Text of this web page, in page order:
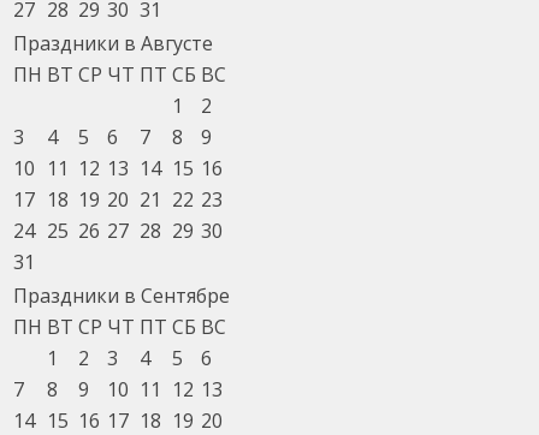
27 28 29 30 31
Праздники в Августе
ПН ВТ СР ЧТ ПТ СБ ВС
1
2
3
4 5 6 7 8
9
10 11 12 13 14 15 16
17 18 19 20 21 22 23
24 25 26 27 28 29 30
31
Праздники в Сентябре
ПН ВТ СР ЧТ ПТ СБ ВС
1
2 3 4 5
6
7
8 9 10 11 12 13
14 15 16 17 18 19 20